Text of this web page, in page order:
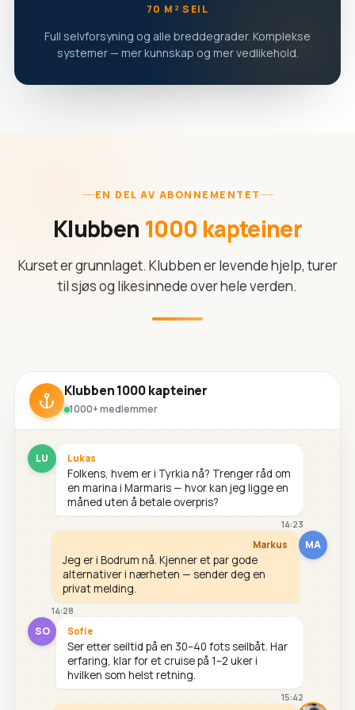
70 M² SEIL
Full selvforsyning og alle breddegrader. Komplekse
systemer — mer kunnskap og mer vedlikehold.
EN DEL AV ABONNEMENTET
Klubben 1000 kapteiner
Kurset er grunnlaget. Klubben er levende hjelp, turer
til sjøs og likesinnede over hele verden.
Klubben 1000 kapteiner
1000+ medlemmer
LU Lukas
Folkens, hvem er i Tyrkia nå? Trenger råd om
en marina i Marmaris — hvor kan jeg ligge en
måned uten å betale overpris?
14:23
MA
Markus
Jeg er i Bodrum nå. Kjenner et par gode
alternativer i nærheten — sender deg en
privat melding.
14:28
SO Sofie
Ser etter seiltid på en 30–40 fots seilbåt. Har
erfaring, klar for et cruise på 1–2 uker i
hvilken som helst retning.
15:42